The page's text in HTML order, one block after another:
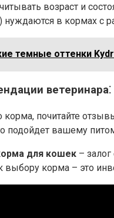
возраст и
нуждаются в кормах с
темные оттенки
ветеринара⁚
корма, почитайте
подойдет вашему
для кошек –
выбору корма – это